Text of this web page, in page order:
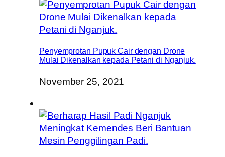
Penyemprotan Pupuk Cair dengan Drone
Mulai Dikenalkan kepada Petani di Nganjuk.
November 25, 2021